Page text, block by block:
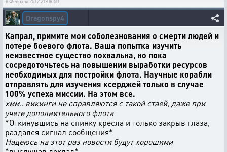
Dragonspy4
Капрал, примите мои соболезнования о смерти людей и
потере боевого флота. Ваша попытка изучить
неизвестное существо похвальна, но пока
сосредоточьтесь на повышении выработки ресурсов
необходимых для постройки флота. Научные корабли
отправлять для изучения ксерджей только в случае
100% успеха миссии. На этом все.
хмм.. викинги не справляются с такой стаей, даже при
учете дополнительного флота
*Откинувшись на спинку кресла и только закрыв глаза,
раздался сигнал сообщения*
Надеюсь на этот раз новости будут хорошими